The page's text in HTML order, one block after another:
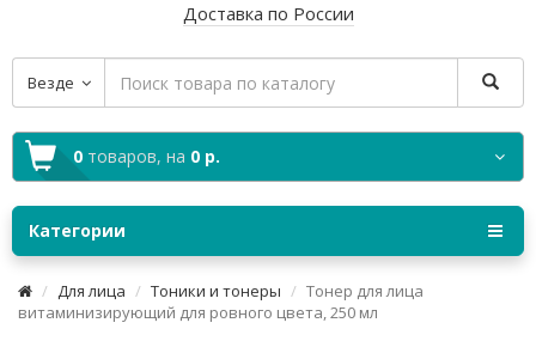
Доставка по России
Везде
0 товаров, на 0 р.
Категории
Для лица Тоники и тонеры
Тонер для лица
витаминизирующий для ровного цвета, 250 мл